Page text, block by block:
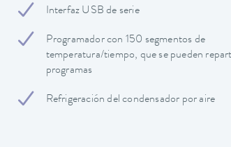
Interfaz USB de serie
Programador con 150 segmentos de
temperatura/tiempo, que se pueden
programas
Refrigeración del condensador por aire